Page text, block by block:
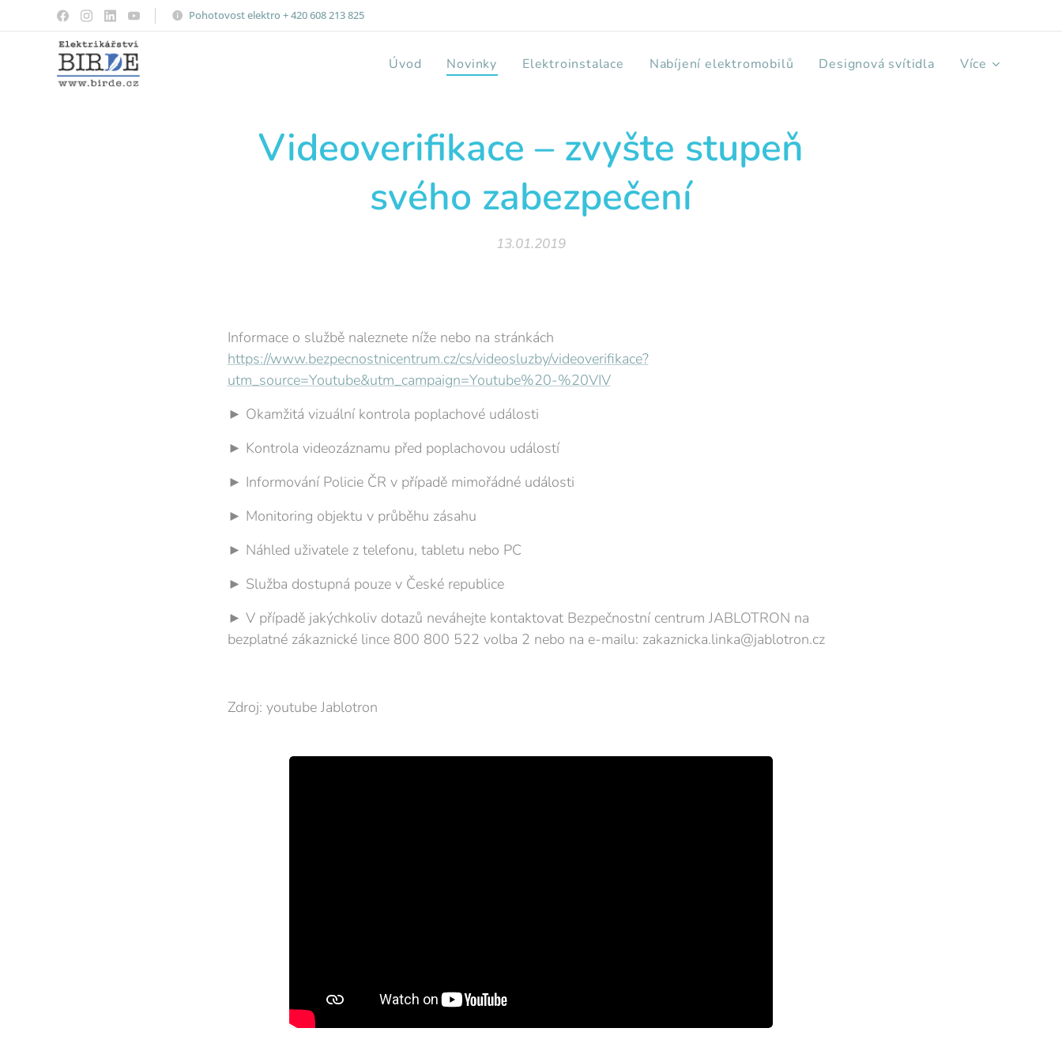
Pohotovost elektro + 420 608 213 825
Úvod Novinky Elektroinstalace Nabíjení elektromobilů Designová svítidla Více
Videoverifikace – zvyšte stupeň
svého zabezpečení
13.01.2019
⁯Informace o službě naleznete níže nebo na stránkách
https://www.bezpecnostnicentrum.cz/cs/videosluzby/videoverifikace?
utm_source=Youtube&utm_campaign=Youtube%20-%20VIV
► Okamžitá vizuální kontrola poplachové události
► Kontrola videozáznamu před poplachovou událostí
► Informování Policie ČR v případě mimořádné události
► Monitoring objektu v průběhu zásahu
► Náhled uživatele z telefonu, tabletu nebo PC
► Služba dostupná pouze v České republice
► V případě jakýchkoliv dotazů neváhejte kontaktovat Bezpečnostní centrum JABLOTRON na
bezplatné zákaznické lince 800 800 522 volba 2 nebo na e-mailu: zakaznicka.linka@jablotron.cz
Zdroj: youtube Jablotron